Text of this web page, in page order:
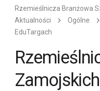
Rzemieślnicza Branżowa
Aktualności
Ogólne
EduTargach